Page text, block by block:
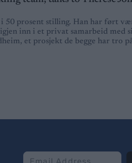
i 50 prosent stilling. Han har ført
inn i et privat samarbeid med
et prosjekt de begge har tro